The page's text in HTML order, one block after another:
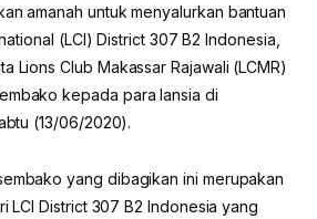
amanah untuk menyalurkan bantuan
(LCI) District 307 B2 Indonesia,
Lions Club Makassar Rajawali (LCMR)
kepada para lansia di
(13/06/2020).
yang dibagikan ini merupakan
LCI District 307 B2 Indonesia yang